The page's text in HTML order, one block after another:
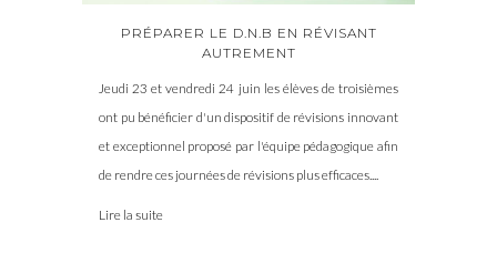
PRÉPARER LE D.N.B EN RÉVISANT
AUTREMENT
Jeudi 23 et vendredi 24 juin les élèves de troisièmes
ont pu bénéficier d'un dispositif de révisions innovant
et exceptionnel proposé par l'équipe pédagogique afin
de rendre ces journées de révisions plus efficaces....
Lire la suite